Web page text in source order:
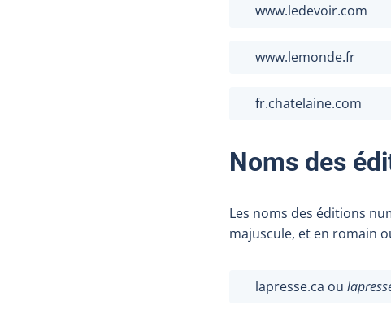
www.ledevoir.com
www.lemonde.fr
fr.chatelaine.com
Noms des
Les noms des éditions
majuscule, et en romain
lapresse.ca ou